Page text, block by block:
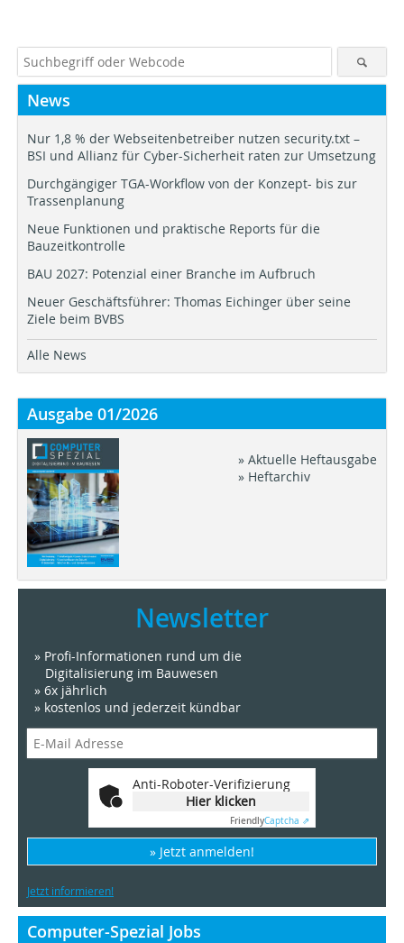
News
Nur 1,8 % der Webseitenbetreiber nutzen security.txt –
BSI und Allianz für Cyber-Sicherheit raten zur Umsetzung
Durchgängiger TGA-Workflow von der Konzept- bis zur
Trassenplanung
Neue Funktionen und praktische Reports für die
Bauzeitkontrolle
BAU 2027: Potenzial einer Branche im Aufbruch
Neuer Geschäftsführer: Thomas Eichinger über seine
Ziele beim BVBS
Alle News
Ausgabe 01/2026
» Aktuelle Heftausgabe
» Heftarchiv
Newsletter
» Profi-Informationen rund um die
Digitalisierung im Bauwesen
» 6x jährlich
» kostenlos und jederzeit kündbar
Anti-Roboter-Verifizierung
Hier klicken
FriendlyCaptcha ⇗
» Jetzt anmelden!
Jetzt informieren!
Computer-Spezial Jobs